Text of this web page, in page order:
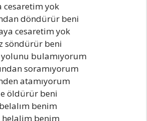
cesaretim yok
döndürür beni
cesaretim yok
söndürür beni
yolunu bulamıyorum
soramıyorum
atamıyorum
öldürür beni
benim
benim